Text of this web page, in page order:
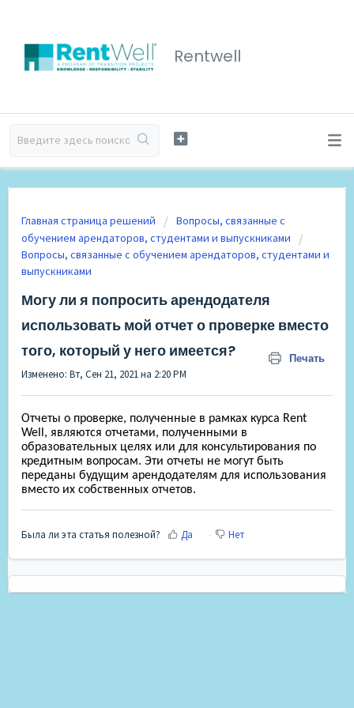
Rentwell
Главная страница решений
Вопросы, связанные с
обучением арендаторов, студентами и выпускниками
Вопросы, связанные с обучением арендаторов, студентами и
выпускниками
Могу ли я попросить арендодателя
использовать мой отчет о проверке вместо
того, который у него имеется?
Печать
Изменено: Вт, Сен 21, 2021 на 2:20 PM
Отчеты о проверке, полученные в рамках курса Rent
Well, являются отчетами, полученными в
образовательных целях или для консультирования по
кредитным вопросам. Эти отчеты не могут быть
переданы будущим арендодателям для использования
вместо их собственных отчетов.
Была ли эта статья полезной? Да Нет